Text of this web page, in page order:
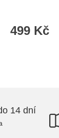
499 Kč
14 dní